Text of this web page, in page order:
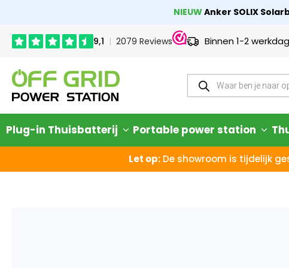
NIEUWAnker SOLIX
Binnen 1-2
Plug-in Thuisbatterij Portable power station
Let op:De showroom is tijdelijk